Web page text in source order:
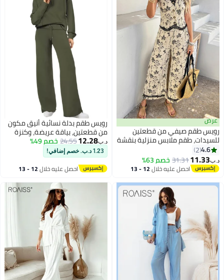
عرض
رويس طقم صيفي من قطعتين
للسيدات، طقم ملابس منزلية بنقشة
زهور يتألف من بلوزة بدون أكمام
برقبة على شكل V وبنطال بخصر
مطاطي، طقم أنيق على الطراز
القديم يتألف من سترة و بنطال واسع
للسيدات، مثالي للارتداء اليومي
4.6
2
د.ب‏11.33
31.31خصم 63%
احصل عليه خلال 12 - 13
رويس طقم بدلة نسائية أنيق مكون
من قطعتين، بياقة عريضة، وكنزة
بأكمام طويلة وسحاب، وبنطال واسع
الساقين برباط، مناسب للارتداء
اليومي المريح، والعمل، والرياضة،
باللون الأخضر العسكري.
د.ب‏12.28
24.55خصم 49%
1.23 د.ب. خصم إضافي!
احصل عليه خلال 12 - 13